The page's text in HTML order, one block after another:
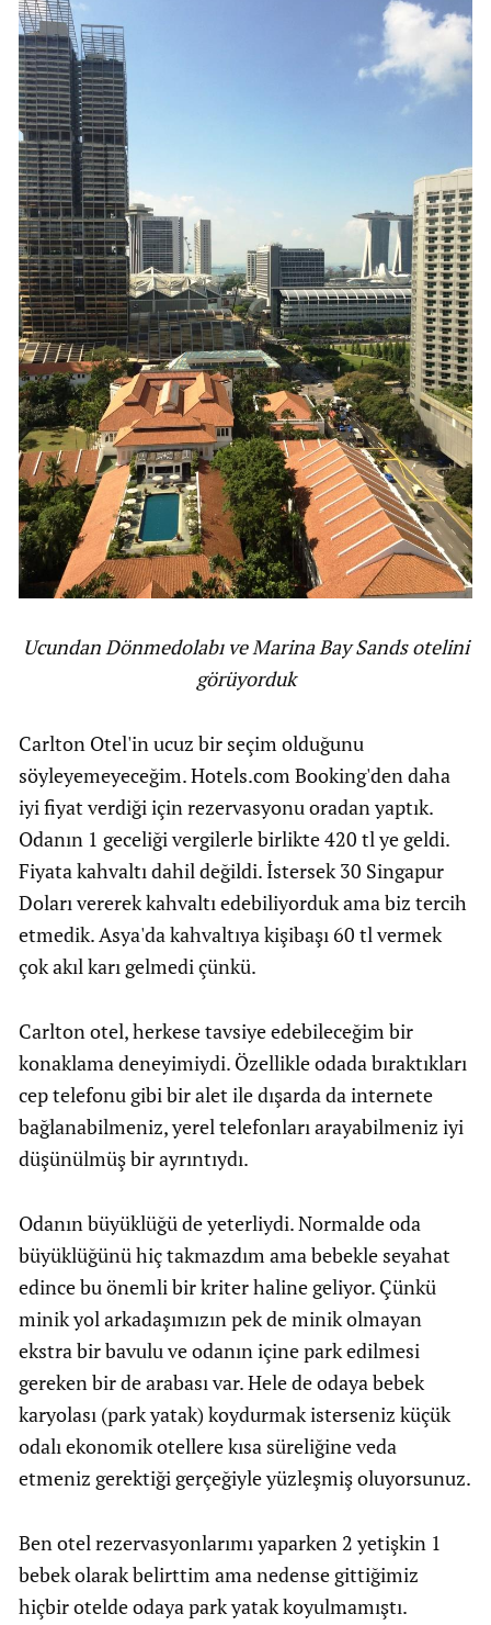
Ucundan Dönmedolabı ve Marina Bay Sands otelini
görüyorduk
Carlton Otel'in ucuz bir seçim olduğunu
söyleyemeyeceğim. Hotels.com Booking'den daha
iyi fiyat verdiği için rezervasyonu oradan yaptık.
Odanın 1 geceliği vergilerle birlikte 420 tl ye geldi.
Fiyata kahvaltı dahil değildi. İstersek 30 Singapur
Doları vererek kahvaltı edebiliyorduk ama biz tercih
etmedik. Asya'da kahvaltıya kişibaşı 60 tl vermek
çok akıl karı gelmedi çünkü.
Carlton otel, herkese tavsiye edebileceğim bir
konaklama deneyimiydi. Özellikle odada bıraktıkları
cep telefonu gibi bir alet ile dışarda da internete
bağlanabilmeniz, yerel telefonları arayabilmeniz iyi
düşünülmüş bir ayrıntıydı.
Odanın büyüklüğü de yeterliydi. Normalde oda
büyüklüğünü hiç takmazdım ama bebekle seyahat
edince bu önemli bir kriter haline geliyor. Çünkü
minik yol arkadaşımızın pek de minik olmayan
ekstra bir bavulu ve odanın içine park edilmesi
gereken bir de arabası var. Hele de odaya bebek
karyolası (park yatak) koydurmak isterseniz küçük
odalı ekonomik otellere kısa süreliğine veda
etmeniz gerektiği gerçeğiyle yüzleşmiş oluyorsunuz.
Ben otel rezervasyonlarımı yaparken 2 yetişkin 1
bebek olarak belirttim ama nedense gittiğimiz
hiçbir otelde odaya park yatak koyulmamıştı.